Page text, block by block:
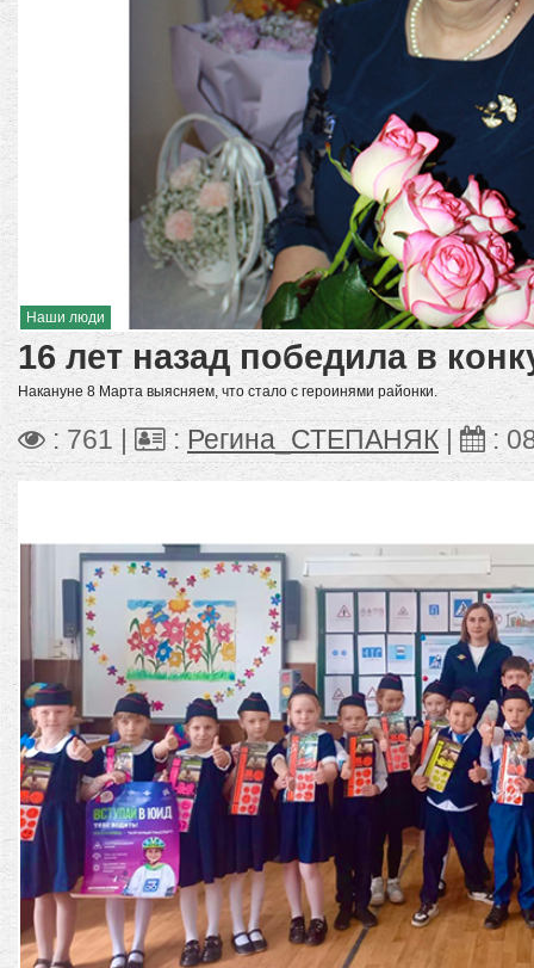
Наши люди
16 лет назад победила в
Накануне 8 Марта выясняем, что стало с героинями районки.
: 761 | : Регина_СТЕПАНЯК | :